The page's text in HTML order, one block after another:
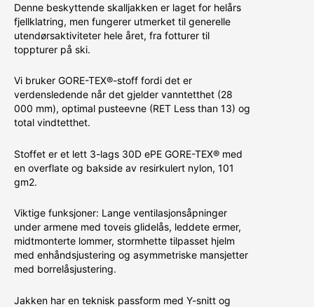
Denne beskyttende skalljakken er laget for helårs
fjellklatring, men fungerer utmerket til generelle
utendørsaktiviteter hele året, fra fotturer til
toppturer på ski.
Vi bruker GORE-TEX®-stoff fordi det er
verdensledende når det gjelder vanntetthet (28
000 mm), optimal pusteevne (RET Less than 13) og
total vindtetthet.
Stoffet er et lett 3-lags 30D ePE GORE-TEX® med
en overflate og bakside av resirkulert nylon, 101
gm2.
Viktige funksjoner: Lange ventilasjonsåpninger
under armene med toveis glidelås, leddete ermer,
midtmonterte lommer, stormhette tilpasset hjelm
med enhåndsjustering og asymmetriske mansjetter
med borrelåsjustering.
Jakken har en teknisk passform med Y-snitt og